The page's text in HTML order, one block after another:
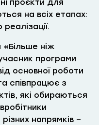
проєкти для
на всіх етапах:
ніж
програми
основної роботи
співпрацює з
які обираються
напрямків –